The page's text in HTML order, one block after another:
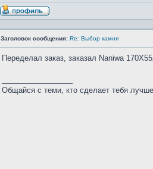
Заголовок сообщения: Re: Выбор камня
Переделал заказ, заказал Naniwa
Общайся с теми, кто сделает тебя